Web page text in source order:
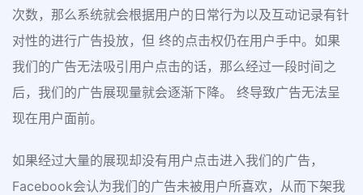
次数，那么系统就会根据用户的日常行为以及互动记录有针
对性的进行广告投放，但 终的点击权仍在用户手中。如果
我们的广告无法吸引用户点击的话，那么经过一段时间之
后，我们的广告展现量就会逐渐下降。 终导致广告无法呈
现在用户面前。
如果经过大量的展现却没有用户点击进入我们的广告，
Facebook会认为我们的广告未被用户所喜欢，从而下架我